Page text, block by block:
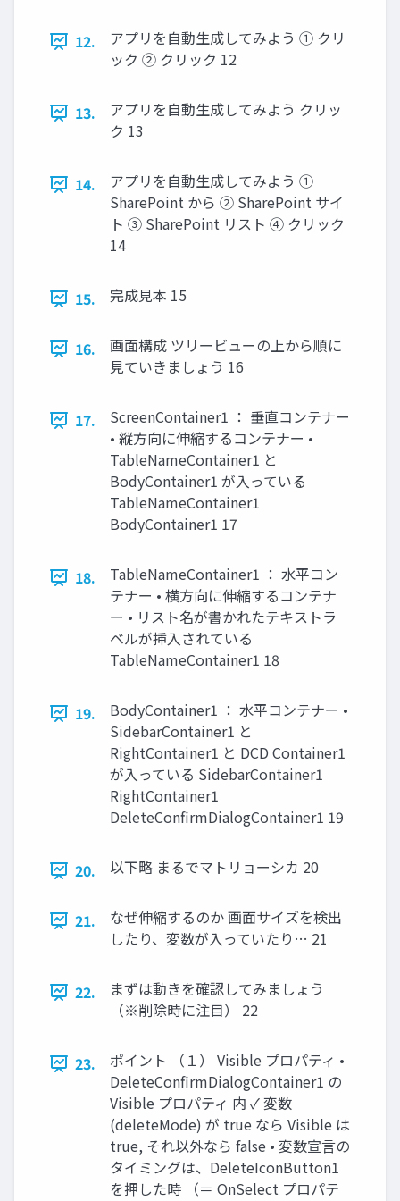
12.
アプリを自動生成してみよう ① クリ
ック ② クリック 12
13.
アプリを自動生成してみよう クリッ
ク 13
14.
アプリを自動生成してみよう ①
SharePoint から ② SharePoint サイ
ト ③ SharePoint リスト ④ クリック
14
15. 完成見本 15
16.
画面構成 ツリービューの上から順に
見ていきましょう 16
17.
ScreenContainer1 ： 垂直コンテナー
• 縦方向に伸縮するコンテナー •
TableNameContainer1 と
BodyContainer1 が入っている
TableNameContainer1
BodyContainer1 17
18.
TableNameContainer1 ： 水平コン
テナー • 横方向に伸縮するコンテナ
ー • リスト名が書かれたテキストラ
ベルが挿入されている
TableNameContainer1 18
19.
BodyContainer1 ： 水平コンテナー •
SidebarContainer1 と
RightContainer1 と DCD Container1
が入っている SidebarContainer1
RightContainer1
DeleteConfirmDialogContainer1 19
20. 以下略 まるでマトリョーシカ 20
21.
なぜ伸縮するのか 画面サイズを検出
したり、変数が入っていたり… 21
22.
まずは動きを確認してみましょう
（※削除時に注目） 22
23.
ポイント （１） Visible プロパティ •
DeleteConfirmDialogContainer1 の
Visible プロパティ 内 ✓ 変数
(deleteMode) が true なら Visible は
true, それ以外なら false • 変数宣言の
タイミングは、DeleteIconButton1
を押した時 （＝ OnSelect プロパテ